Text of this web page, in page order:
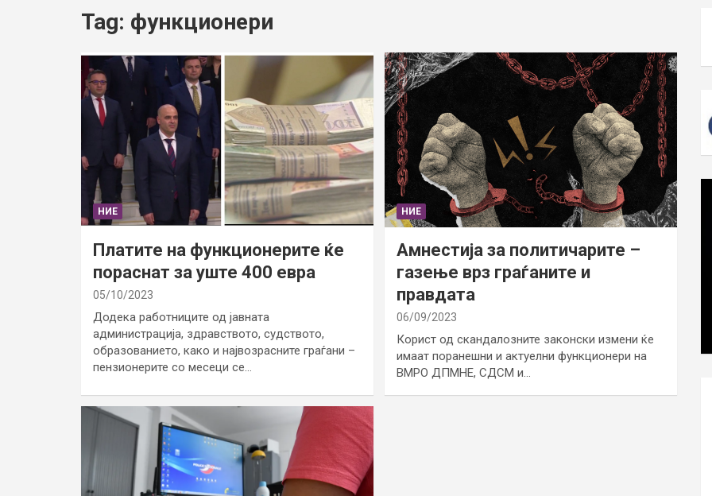
Tag: функционери
НИЕ
Платите на функционерите ќе
пораснат за уште 400 евра
05/10/2023
Додека работниците од јавната
администрација, здравството, судството,
образованието, како и највозрасните граѓани –
пензионерите со месеци се…
НИЕ
Амнестија за политичарите –
газење врз граѓаните и
правдата
06/09/2023
Корист од скандалозните законски измени ќе
имаат поранешни и актуелни функционери на
ВМРО ДПМНЕ, СДСМ и…